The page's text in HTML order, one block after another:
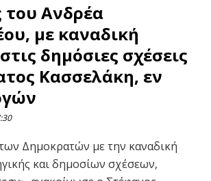
του Ανδρέα
με καναδική
δημόσιες σχέσεις
Κασσελάκη, εν
Δημοκρατών με την καναδική
και δημοσίων σχέσεων,